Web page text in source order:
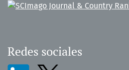
Redes sociales